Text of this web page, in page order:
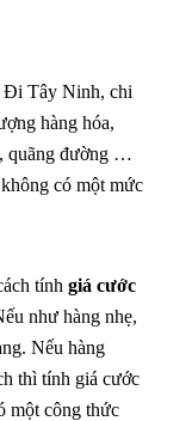
Tây Ninh, chi
hàng hóa,
quãng đường …
có một mức
tính giá cước
như hàng nhẹ,
Nếu hàng
thì tính giá cước
một công thức